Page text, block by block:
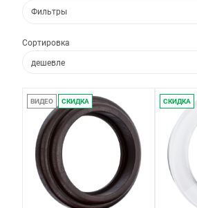
Фильтры
Сортировка
дешевле
по популярности
по новизне
ВИДЕО СКИДКА СКИДКА